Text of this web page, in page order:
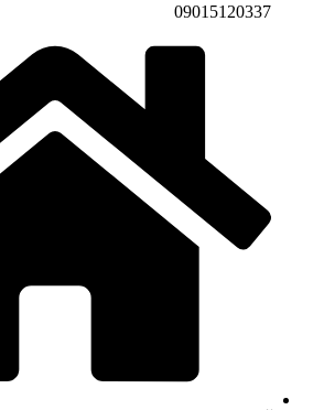
09015120337